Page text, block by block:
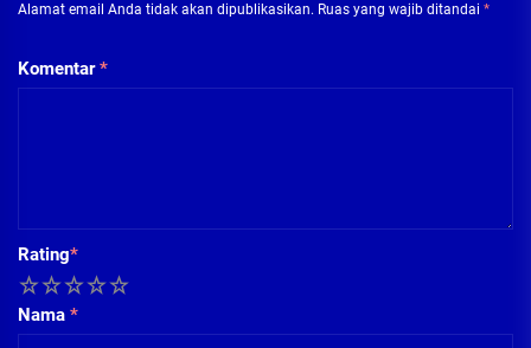
Alamat email Anda tidak akan dipublikasikan. Ruas yang wajib ditandai *
Komentar*
Rating*
5
4
3
2
Nama *